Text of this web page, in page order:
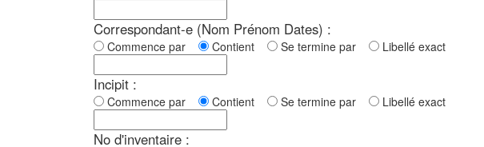
Correspondant-e (Nom Prénom Dates) :
Commence par Contient Se termine par Libellé exact
Incipit :
Commence par Contient Se termine par Libellé exact
No d'inventaire :